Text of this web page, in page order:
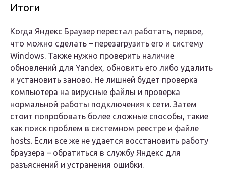
Итоги
Когда Яндекс Браузер перестал работать, первое,
что можно сделать – перезагрузить его и систему
Windows. Также нужно проверить наличие
обновлений для Yandex, обновить его либо удалить
и установить заново. Не лишней будет проверка
компьютера на вирусные файлы и проверка
нормальной работы подключения к сети. Затем
стоит попробовать более сложные способы, такие
как поиск проблем в системном реестре и файле
hosts. Если все же не удается восстановить работу
браузера – обратиться в службу Яндекс для
разъяснений и устранения ошибки.